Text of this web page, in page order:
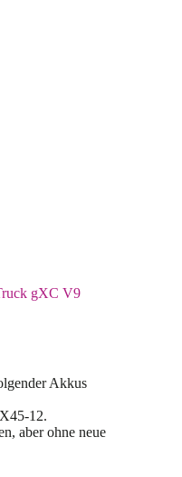
gXC V9
Akkus
12.
aber ohne neue